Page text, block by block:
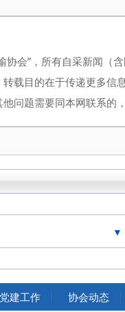
协会”，所有自采新闻（
载目的在于传递更多信
问题需要同本网联系
党建工作 协会动态